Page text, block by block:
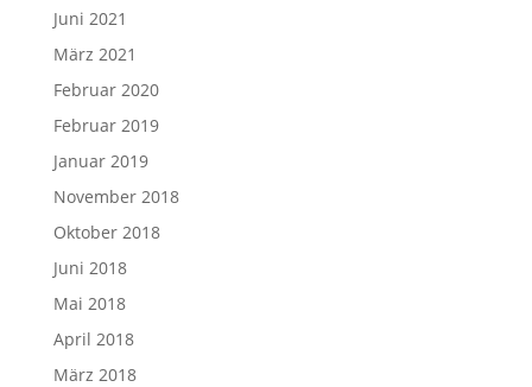
Juni 2021
März 2021
Februar 2020
Februar 2019
Januar 2019
November 2018
Oktober 2018
Juni 2018
Mai 2018
April 2018
März 2018